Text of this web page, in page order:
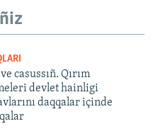
casussıñ. Qırım
devlet hainligi
daqqalar içinde